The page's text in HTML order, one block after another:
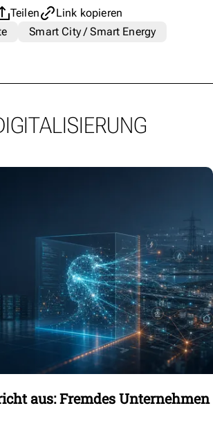
Teilen
Link kopieren
Smart City / Smart Energy
aus: Fremdes Unternehmen